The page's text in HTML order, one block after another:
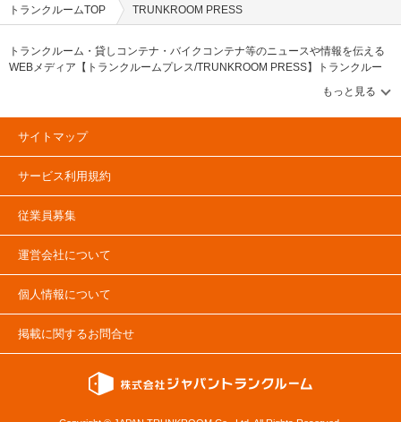
トランクルームTOP TRUNKROOM PRESS
トランクルーム・貸しコンテナ・バイクコンテナ等のニュースや情報を伝える
WEBメディア【トランクルームプレス/TRUNKROOM PRESS】トランクルー
ム・貸しコンテナ・バイクコンテナ等のニュースや情報を伝えるメディアで
す。トランクルーム市場や貸しコンテナに関する「PRESS特集」&「協会ニュ
ース」、トランクルームや貸しコンテナの物件レポートや企業情報に関する
「企業・物件レポート」コンテンツ充実！トランクルーム市場のデータやラン
マーケット」コンテンツも確認可能です。トランクルームや貸しコンテナ、バ
イクコンテナのユーザーインタビューを掲載する「ユーザーインタビュー」と
トランクルームや貸しコンテナに関する記事も掲載中。
サイトマップ
サービス利用規約
従業員募集
運営会社について
個人情報について
掲載に関するお問合せ